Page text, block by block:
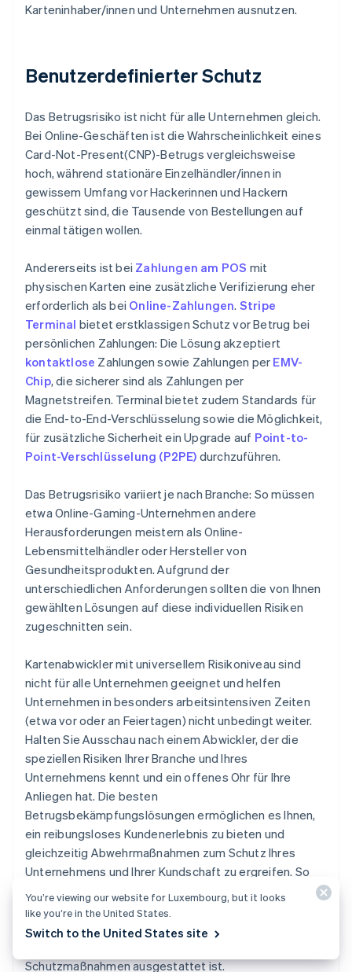
Karteninhaber/innen und Unternehmen ausnutzen.
Benutzerdefinierter Schutz
Das Betrugsrisiko ist nicht für alle Unternehmen gleich.
Bei Online-Geschäften ist die Wahrscheinlichkeit eines
Card-Not-Present(CNP)-Betrugs vergleichsweise
hoch, während stationäre Einzelhändler/innen in
gewissem Umfang vor Hackerinnen und Hackern
geschützt sind, die Tausende von Bestellungen auf
einmal tätigen wollen.
Andererseits ist bei Zahlungen am POS mit
physischen Karten eine zusätzliche Verifizierung eher
erforderlich als bei Online-Zahlungen. Stripe
Terminal bietet erstklassigen Schutz vor Betrug bei
persönlichen Zahlungen: Die Lösung akzeptiert
kontaktlose Zahlungen sowie Zahlungen per EMV-
Chip, die sicherer sind als Zahlungen per
Magnetstreifen. Terminal bietet zudem Standards für
die End-to-End-Verschlüsselung sowie die Möglichkeit,
für zusätzliche Sicherheit ein Upgrade auf Point-to-
Point-Verschlüsselung (P2PE) durchzuführen.
Das Betrugsrisiko variiert je nach Branche: So müssen
etwa Online-Gaming-Unternehmen andere
Herausforderungen meistern als Online-
Lebensmittelhändler oder Hersteller von
Gesundheitsprodukten. Aufgrund der
unterschiedlichen Anforderungen sollten die von Ihnen
gewählten Lösungen auf diese individuellen Risiken
zugeschnitten sein.
Kartenabwickler mit universellem Risikoniveau sind
nicht für alle Unternehmen geeignet und helfen
Unternehmen in besonders arbeitsintensiven Zeiten
(etwa vor oder an Feiertagen) nicht unbedingt weiter.
Halten Sie Ausschau nach einem Abwickler, der die
speziellen Risiken Ihrer Branche und Ihres
Unternehmens kennt und ein offenes Ohr für Ihre
Anliegen hat. Die besten
Betrugsbekämpfungslösungen ermöglichen es Ihnen,
ein reibungsloses Kundenerlebnis zu bieten und
gleichzeitig Abwehrmaßnahmen zum Schutz Ihres
Unternehmens und Ihrer Kundschaft zu ergreifen. So
bewertet beispielsweise Stripe das individuelle
Risikoniveau, die speziellen Anforderungen und die
Schwachstellen jedes von ihm unterstützten
Schutzmaßnahmen ausgestattet ist.
You’re viewing our website for Luxembourg, but it looks
like you’re in the United States.
Switch to the United States site